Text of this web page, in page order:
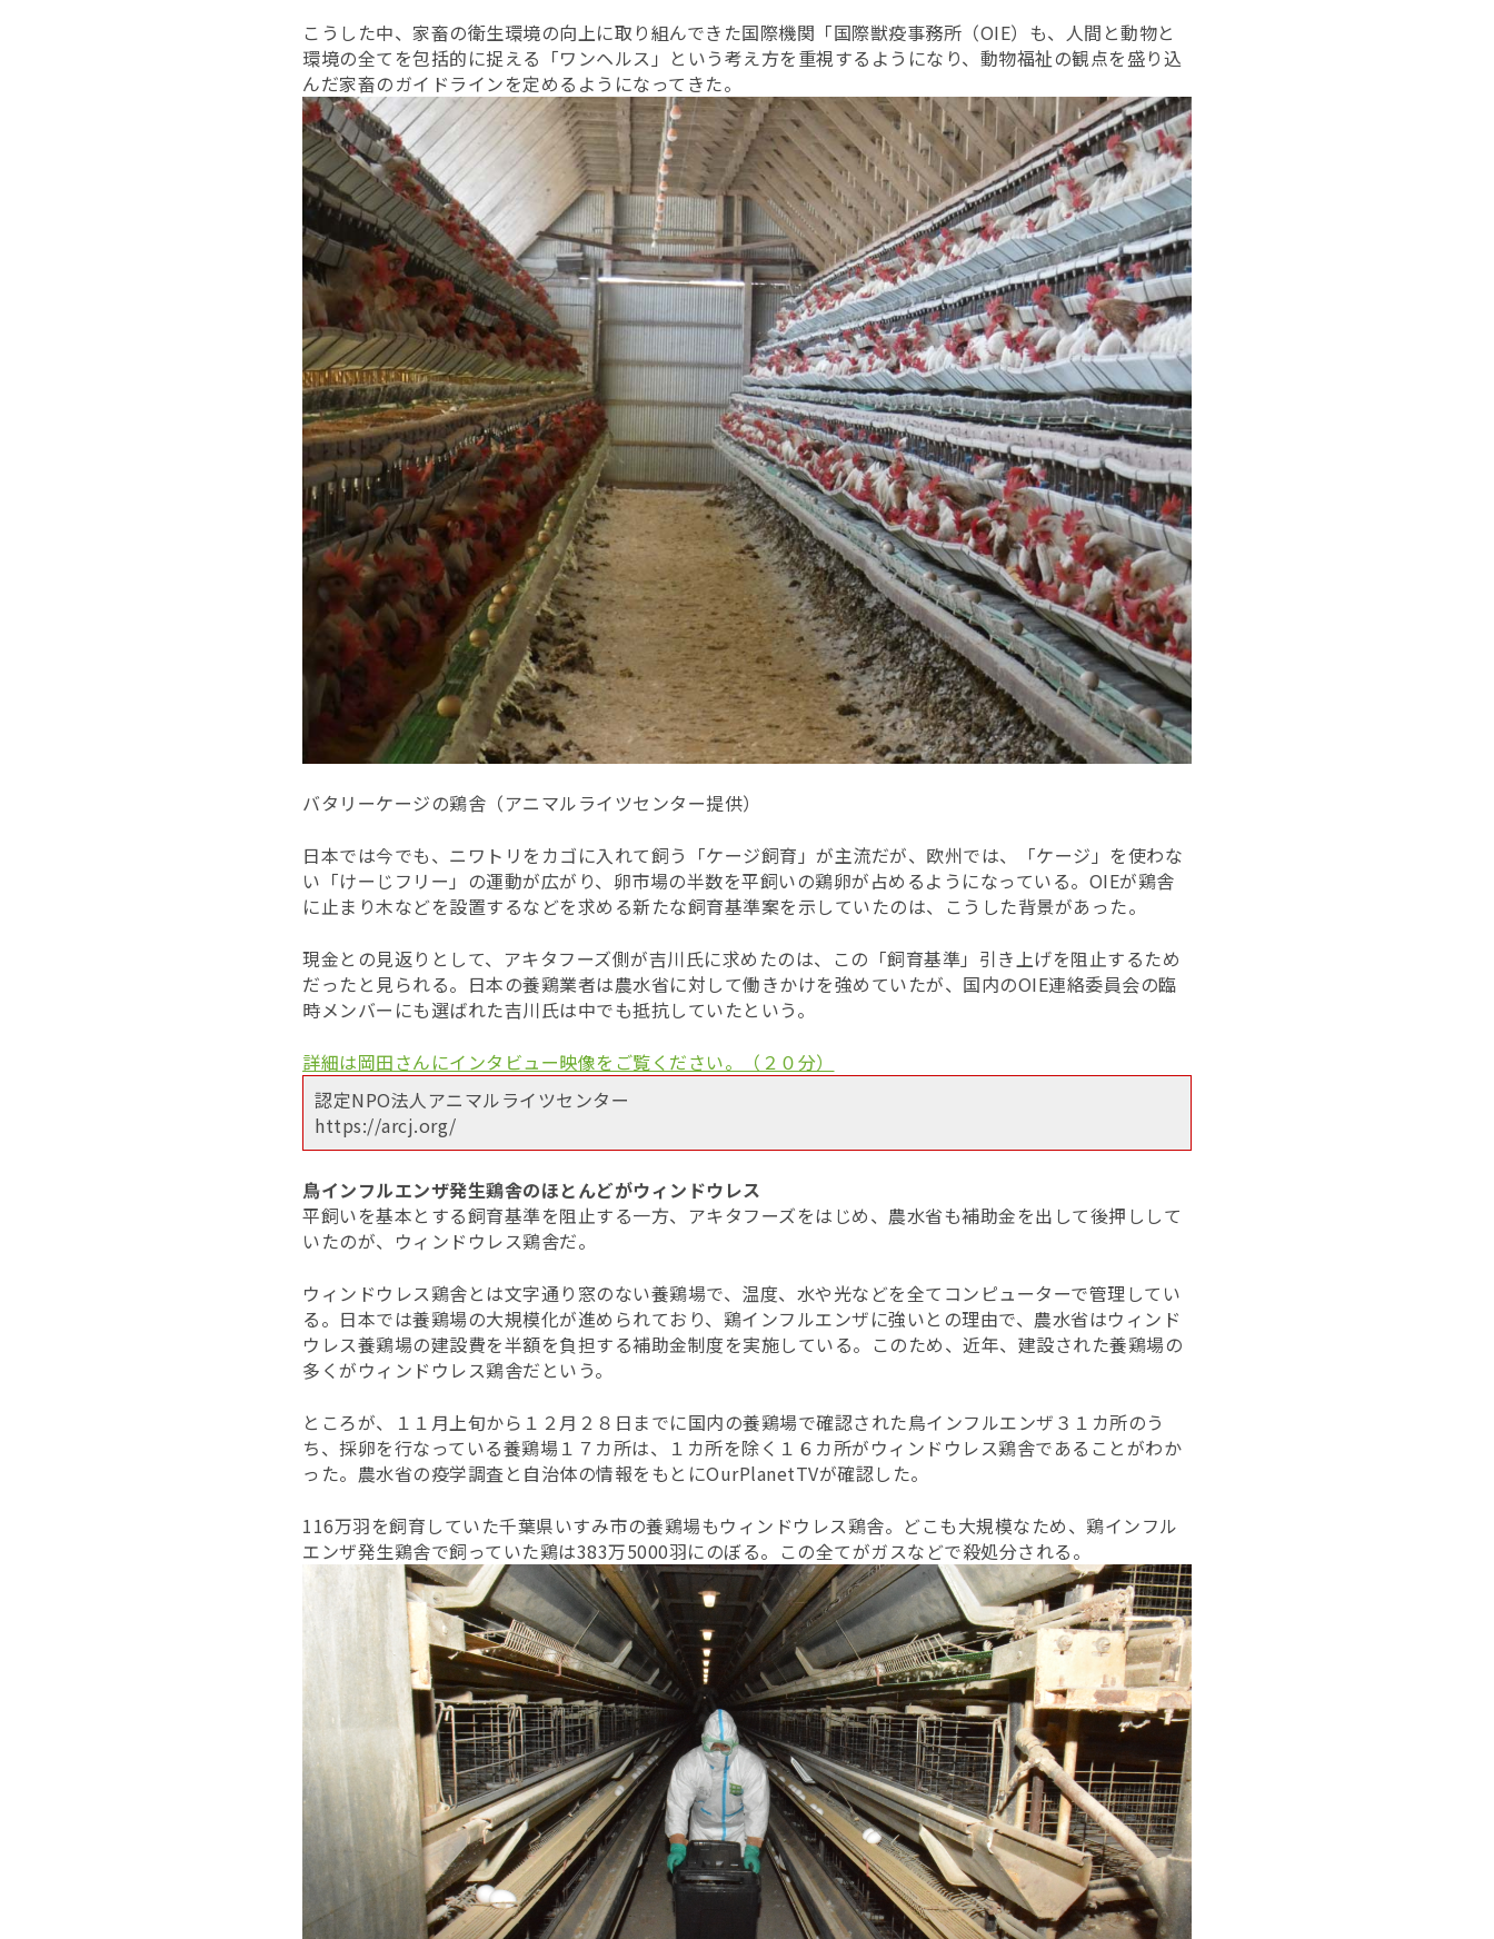
こうした中、家畜の衛生環境の向上に取り組んできた国際機関「国際獣疫事務所（OIE）も、人間と動物と
環境の全てを包括的に捉える「ワンヘルス」という考え方を重視するようになり、動物福祉の観点を盛り込
んだ家畜のガイドラインを定めるようになってきた。
バタリーケージの鶏舎（アニマルライツセンター提供）
日本では今でも、ニワトリをカゴに入れて飼う「ケージ飼育」が主流だが、欧州では、「ケージ」を使わな
い「けーじフリー」の運動が広がり、卵市場の半数を平飼いの鶏卵が占めるようになっている。OIEが鶏舎
に止まり木などを設置するなどを求める新たな飼育基準案を示していたのは、こうした背景があった。
現金との見返りとして、アキタフーズ側が吉川氏に求めたのは、この「飼育基準」引き上げを阻止するため
だったと見られる。日本の養鶏業者は農水省に対して働きかけを強めていたが、国内のOIE連絡委員会の臨
時メンバーにも選ばれた吉川氏は中でも抵抗していたという。
詳細は岡田さんにインタビュー映像をご覧ください。（２０分）
認定NPO法人アニマルライツセンター
https://arcj.org/
鳥インフルエンザ発生鶏舎のほとんどがウィンドウレス
平飼いを基本とする飼育基準を阻止する一方、アキタフーズをはじめ、農水省も補助金を出して後押しして
いたのが、ウィンドウレス鶏舎だ。
ウィンドウレス鶏舎とは文字通り窓のない養鶏場で、温度、水や光などを全てコンピューターで管理してい
る。日本では養鶏場の大規模化が進められており、鶏インフルエンザに強いとの理由で、農水省はウィンド
ウレス養鶏場の建設費を半額を負担する補助金制度を実施している。このため、近年、建設された養鶏場の
多くがウィンドウレス鶏舎だという。
ところが、１１月上旬から１２月２８日までに国内の養鶏場で確認された鳥インフルエンザ３１カ所のう
ち、採卵を行なっている養鶏場１７カ所は、１カ所を除く１６カ所がウィンドウレス鶏舎であることがわか
った。農水省の疫学調査と自治体の情報をもとにOurPlanetTVが確認した。
116万羽を飼育していた千葉県いすみ市の養鶏場もウィンドウレス鶏舎。どこも大規模なため、鶏インフル
エンザ発生鶏舎で飼っていた鶏は383万5000羽にのぼる。この全てがガスなどで殺処分される。